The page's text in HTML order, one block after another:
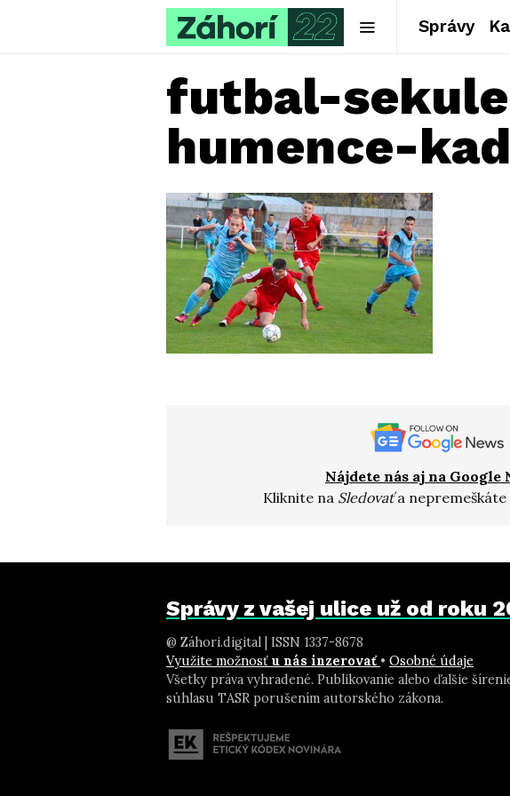
Správy
futbal-
humence-
Nájdete nás aj na Google
Kliknite na Sledovaťa nepremeškáte
Správy z vašej ulice už od roku
@ Záhori.digital | ISSN 1337-8678
Využite možnosť u nás inzerovať • Osobné údaje
Všetky práva vyhradené. Publikovanie alebo ďalšie
súhlasu TASR porušením autorského zákona.